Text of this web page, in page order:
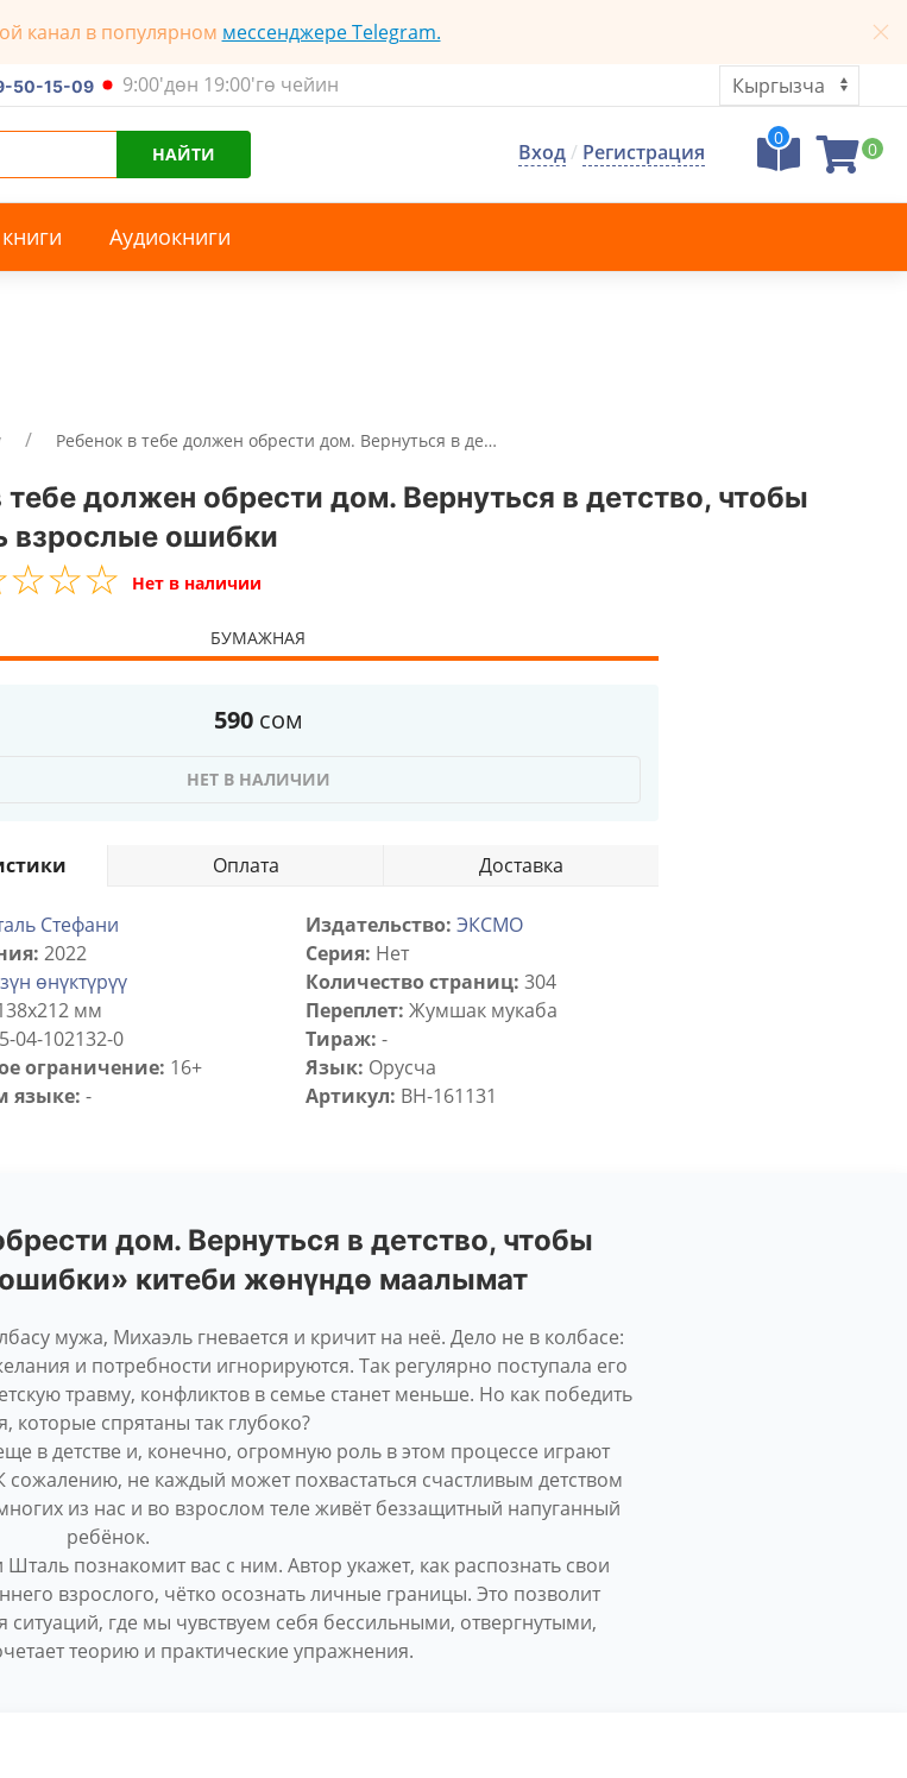
канал в популярном мессенджере Telegram.
50-15-09 9:00'дөн 19:00'гө чейин
НАЙТИ Вход/ Регистрация
0
0
Аудиокниги
Ребенок в тебе должен обрести дом. Вернуться в де…
тебе должен обрести дом. Вернуться в детство, чтобы
взрослые ошибки
☆☆☆
★★★ Нет в наличии
БУМАЖНАЯ
590 сом
НЕТ В НАЛИЧИИ
Оплата Доставка
Стефани Издательство: ЭКСМО
2022 Серия: Нет
өнүктүрүү Количество страниц: 304
мм Переплет: Жумшак мукаба
04-102132-0 Тираж: -
ограничение: 16+ Язык: Орусча
языке: - Артикул: BH-161131
дом. Вернуться в детство, чтобы
китеби жөнүндө маалымат
мужа, Михаэль гневается и кричит на неё. Дело не в колбасе:
и потребности игнорируются. Так регулярно поступала его
травму, конфликтов в семье станет меньше. Но как победить
которые спрятаны так глубоко?
в детстве и, конечно, огромную роль в этом процессе играют
не каждый может похвастаться счастливым детством
из нас и во взрослом теле живёт беззащитный напуганный
ребёнок.
познакомит вас с ним. Автор укажет, как распознать свои
взрослого, чётко осознать личные границы. Это позволит
где мы чувствуем себя бессильными, отвергнутыми,
теорию и практические упражнения.